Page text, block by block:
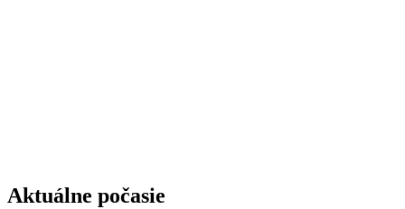
Aktuálne počasie